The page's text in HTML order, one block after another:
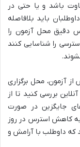
باشد و یا حتی در
باید بلافاصله
دقیق محل آزمون را
را شناسایی کنند
آزمون، محل برگزاری
بررسی کنید تا از
جایگزین در صورت
به کاهش استرس در روز
داوطلب با آرامش و